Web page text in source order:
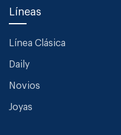
Líneas
Línea Clásica
Daily
Novios
Joyas